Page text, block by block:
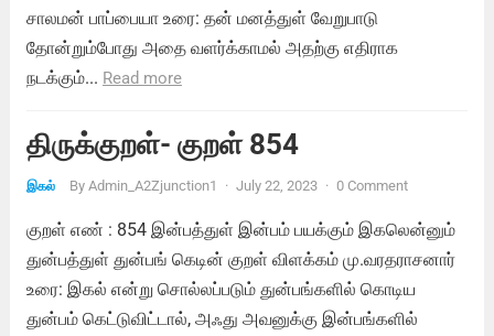
சாலமன் பாப்பையா உரை: தன் மனத்துள் வேறுபாடு
தோன்றும்போது அதை வளர்க்காமல் அதற்கு எதிராக
நடக்கும்... Read more
திருக்குறள்- குறள் 854
இகல் By Admin_A2Zjunction1 · July 22, 2023 · 0 Comment
குறள் எண் : 854 இன்பத்துள் இன்பம் பயக்கும் இகலென்னும்
துன்பத்துள் துன்பங் கெடின் குறள் விளக்கம் மு.வரதராசனார்
உரை: இகல் என்று சொல்லப்படும் துன்பங்களில் கொடிய
துன்பம் கெட்டுவிட்டால், அஃது அவனுக்கு இன்பங்களில்